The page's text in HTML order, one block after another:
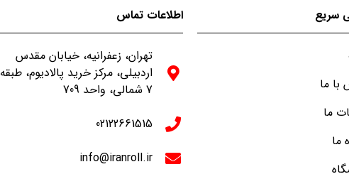
سریع
با ما
ما
ما
اطلاعات تماس
تهران، زعفرانیه، خیابان مقدس
اردبیلی، مرکز خرید پالادیوم، طبقه
7 شمالی، واحد 709
02122661515
info@iranroll.ir